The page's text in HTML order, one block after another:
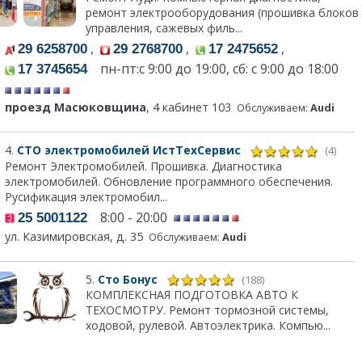
ремонт электрооборудования (прошивка блоков
управления, сажевых филь...
29 6258700 , 29 2768700 , 17 2475652 ,
17 3745654пн-пт:c 9:00 до 19:00, сб: с 9:00 до 18:00
проезд Масюковщина, 4 кабинет 103 Обслуживаем: Audi
4. СТО электромобилей ИстТехСервис (4)
Ремонт Электромобилей. Прошивка. Диагностика
электромобилей. Обновление программного обеспечения.
Русификация электромобил...
25 5001122 8:00 - 20:00
ул. Казимировская, д. 35 Обслуживаем: Audi
5. Сто Бонус (188)
КОМПЛЕКСНАЯ ПОДГОТОВКА АВТО К
ТЕХОСМОТРУ. Ремонт тормозной системы,
ходовой, рулевой. Автоэлектрика. Компью...